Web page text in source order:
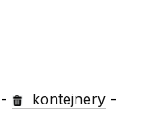
- kontejnery -